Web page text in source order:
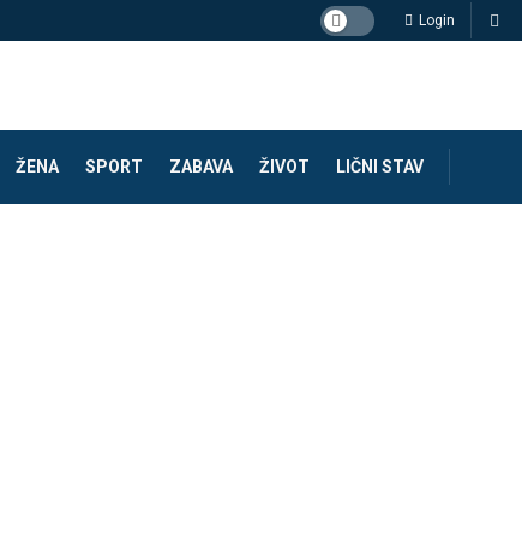
Login
ŽENA SPORT ZABAVA ŽIVOT LIČNI STAV